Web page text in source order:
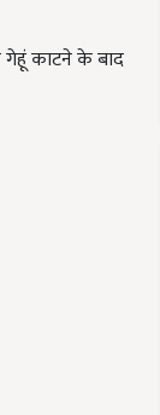
काटने के बाद